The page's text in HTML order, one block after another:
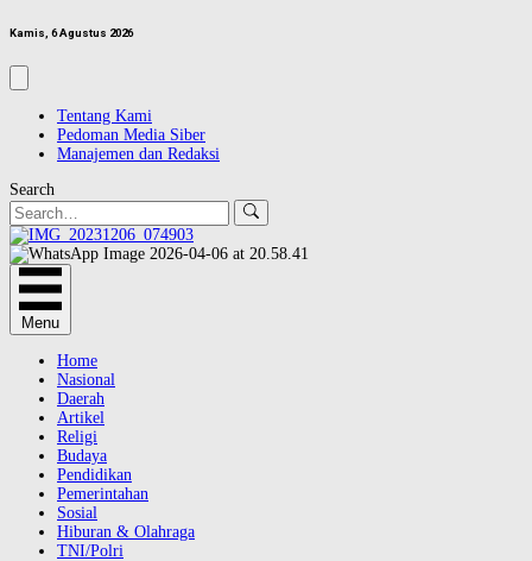
Kamis, 6 Agustus 2026
Tentang Kami
Pedoman Media Siber
Manajemen dan Redaksi
Search
Menu
Home
Nasional
Daerah
Artikel
Religi
Budaya
Pendidikan
Pemerintahan
Sosial
Hiburan & Olahraga
TNI/Polri